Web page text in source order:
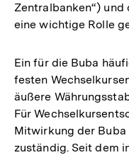
Zentralbanken“)
eine wichtige Rolle
Ein für die Buba
festen
äußere
Für
Mitwirkung der
zuständig. Seit dem